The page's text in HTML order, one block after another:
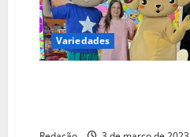
Variedades